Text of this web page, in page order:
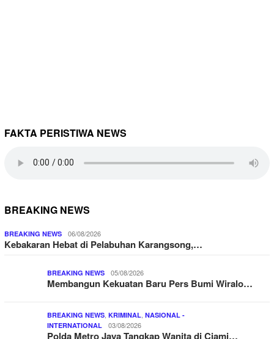
FAKTA PERISTIWA NEWS
BREAKING NEWS
BREAKING NEWS 06/08/2026
Kebakaran Hebat di Pelabuhan Karangsong,…
BREAKING NEWS 05/08/2026
Membangun Kekuatan Baru Pers Bumi Wiralo…
BREAKING NEWS KRIMINAL NASIONAL -
INTERNATIONAL
03/08/2026
Polda Metro Jaya Tangkap Wanita di Ciami…